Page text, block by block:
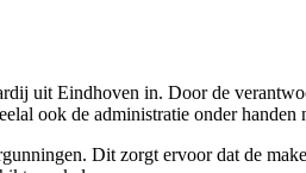
uit Eindhoven in. Door de
ook de administratie onder
Dit zorgt ervoor dat de